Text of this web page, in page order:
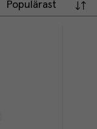
Populärast